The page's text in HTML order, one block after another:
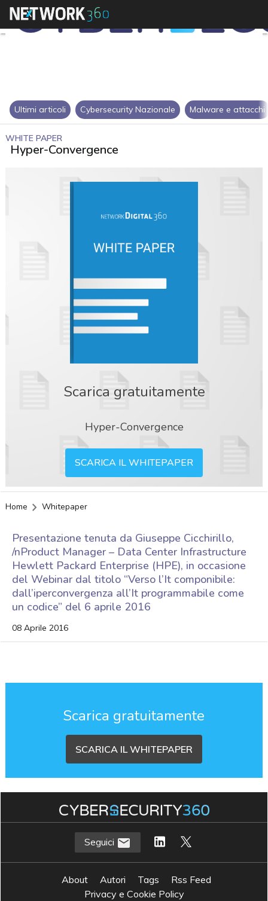
Ultimi articoli Cybersecurity Nazionale Malware e attacchi
WHITE PAPER
Hyper-Convergence
Scarica gratuitamente
Hyper-Convergence
SCARICA IL WHITEPAPER
Home Whitepaper
Presentazione tenuta da Giuseppe Cicchirillo,
/nProduct Manager – Data Center Infrastructure
Hewlett Packard Enterprise (HPE), in occasione
del Webinar dal titolo “Verso l’It componibile:
dall’iperconvergenza all’It programmabile come
un codice” del 6 aprile 2016
08 Aprile 2016
Scarica gratuitamente
SCARICA IL WHITEPAPER
Seguici
About Autori Tags
Rss Feed
Privacy e Cookie Policy